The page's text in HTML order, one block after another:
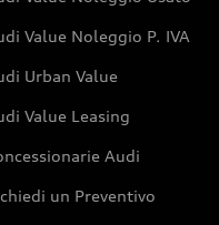
Value Noleggio P. IVA
Urban Value
Value Leasing
Audi
un Preventivo